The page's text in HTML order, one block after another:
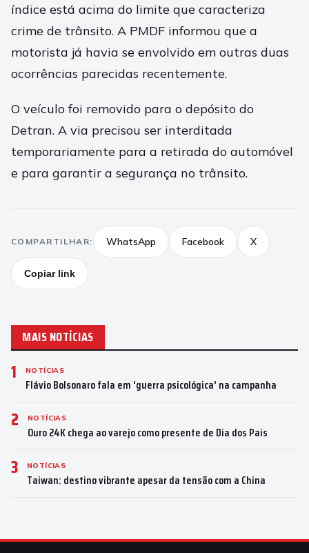
índice está acima do limite que caracteriza
crime de trânsito. A PMDF informou que a
motorista já havia se envolvido em outras duas
ocorrências parecidas recentemente.
O veículo foi removido para o depósito do
Detran. A via precisou ser interditada
temporariamente para a retirada do automóvel
e para garantir a segurança no trânsito.
COMPARTILHAR: WhatsApp Facebook X
Copiar link
MAIS NOTÍCIAS
1 NOTÍCIAS
Flávio Bolsonaro fala em 'guerra psicológica' na campanha
2 NOTÍCIAS
Ouro 24K chega ao varejo como presente de Dia dos Pais
3 NOTÍCIAS
Taiwan: destino vibrante apesar da tensão com a China